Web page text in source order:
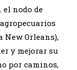
el nodo de
Orleans),
y mejorar su
por caminos,